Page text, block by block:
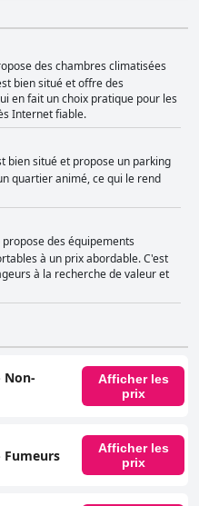
des chambres climatisées
bien situé et offre des
en fait un choix pratique pour les
Internet fiable.
bien situé et propose un parking
quartier animé, ce qui le rend
propose des équipements
à un prix abordable. C'est
à la recherche de valeur et
Non-
Afficher les
prix
Fumeurs
Afficher les
prix